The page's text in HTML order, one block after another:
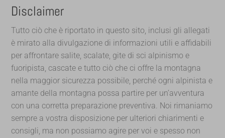
Disclaimer
Tutto ciò che è riportato in questo sito, inclusi gli allegati
è mirato alla divulgazione di informazioni utili e affidabili
per affrontare salite, scalate, gite di sci alpinismo e
fuoripista, cascate e tutto ciò che ci offre la montagna
nella maggior sicurezza possibile, perché ogni alpinista e
amante della montagna possa partire per un’avventura
con una corretta preparazione preventiva. Noi rimaniamo
sempre a vostra disposizione per ulteriori chiarimenti e
consigli, ma non possiamo agire per voi e spesso non